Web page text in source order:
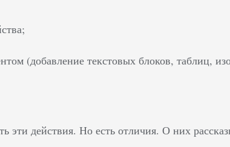
(добавление текстовых блоков, таблиц,
эти действия. Но есть отличия. О них